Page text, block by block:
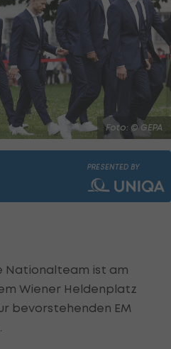
Foto: © GEPA
PRESENTED BY
Nationalteam ist am
Wiener Heldenplatz
bevorstehenden EM